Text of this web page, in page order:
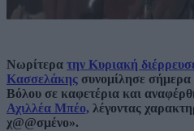
Νωρίτερα την Κυριακή
Κασσελάκης συνομίλησε
Βόλου σε καφετέρια και
Αχιλλέα Μπέο, λέγοντας
χ@@σμένο».